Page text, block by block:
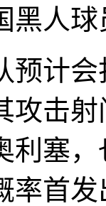
黑人
预计
攻击
利塞
率首